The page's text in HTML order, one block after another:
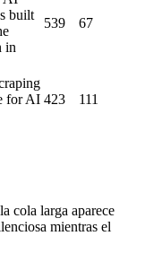
built
in
539 67
for AI 423 111
cola larga aparece
mientras el